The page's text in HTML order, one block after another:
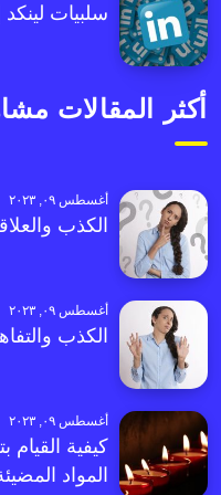
سلبيات لينكد
أكثر المقالات
أغسطس ٠٩, ٢٠٢٣
الكذب
أغسطس ٠٩, ٢٠٢٣
الكذب
أغسطس ٠٩, ٢٠٢٣
كيفية
المواد